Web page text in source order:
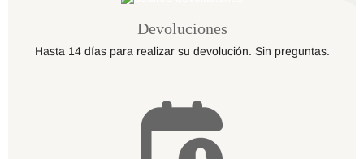
Devoluciones
Hasta 14 días para realizar su devolución. Sin preguntas.